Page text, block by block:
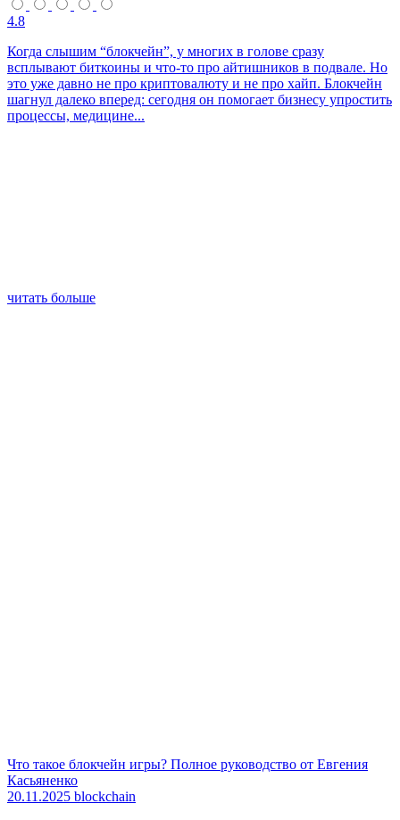
4.8
Когда слышим “блокчейн”, у многих в голове сразу
всплывают биткоины и что-то про айтишников в подвале. Но
это уже давно не про криптовалюту и не про хайп. Блокчейн
шагнул далеко вперед: сегодня он помогает бизнесу упростить
процессы, медицине...
читать больше
Что такое блокчейн игры? Полное руководство от Евгения
Касьяненко
20.11.2025 blockchain